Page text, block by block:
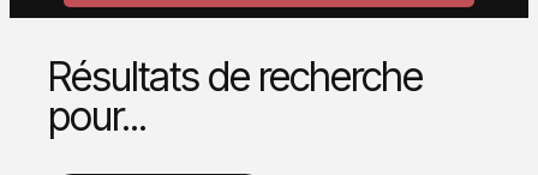
Résultats de recherche
pour...